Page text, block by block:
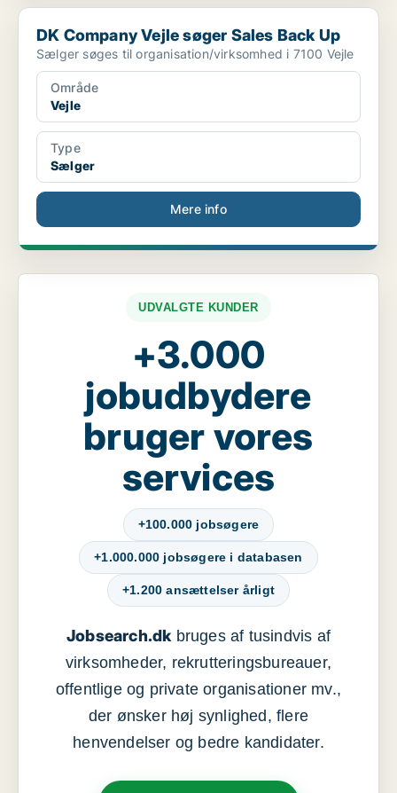
DK Company Vejle søger Sales Back Up
DK Company Vejle søger Sales Back Up
Sælger søges til organisation/virksomhed i 7100 Vejle
Område
Vejle
Type
Sælger
Mere info
UDVALGTE KUNDER
+3.000
jobudbydere
bruger vores
services
+100.000 jobsøgere
+1.000.000 jobsøgere i databasen
+1.200 ansættelser årligt
Jobsearch.dkbruges af tusindvis af
virksomheder, rekrutteringsbureauer,
offentlige og private organisationer mv.,
der ønsker høj synlighed, flere
henvendelser og bedre kandidater.